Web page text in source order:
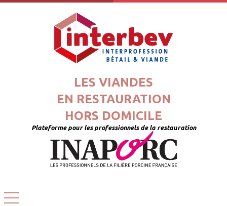
LES VIANDES
EN RESTAURATION
HORS DOMICILE
Plateforme pour les professionnels de la restauration